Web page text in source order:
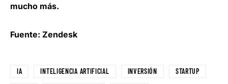
mucho más.
Fuente: Zendesk
IA INTELIGENCIA ARTIFICIAL INVERSIÓN STARTUP